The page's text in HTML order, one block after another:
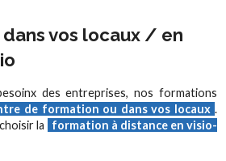
vos locaux / en
des entreprises, nos formations
de formation ou dans vos locaux .
la
formation à distance en visio-